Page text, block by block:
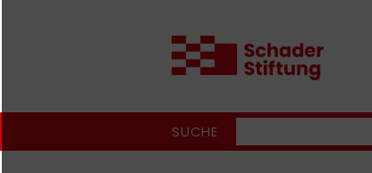
SUCHE